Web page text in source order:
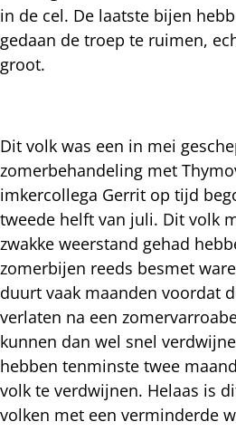
in de cel. De laatste bijen
gedaan de troep te ruimen,
groot.
Dit volk was een in mei
zomerbehandeling met
imkercollega Gerrit op tijd
tweede helft van juli. Dit volk
zwakke weerstand gehad
zomerbijen reeds besmet
duurt vaak maanden voordat
verlaten na een
kunnen dan wel snel
hebben tenminste twee
volk te verdwijnen. Helaas is
volken met een verminderde